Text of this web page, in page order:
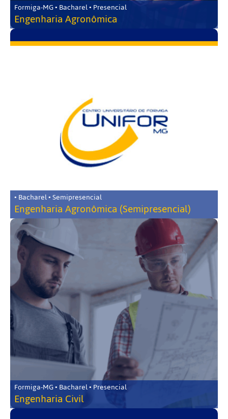
Formiga-MG • Bacharel • Presencial
Engenharia Agronômica
• Bacharel • Semipresencial
Engenharia Agronômica (Semipresencial)
Formiga-MG • Bacharel • Presencial
Engenharia Civil